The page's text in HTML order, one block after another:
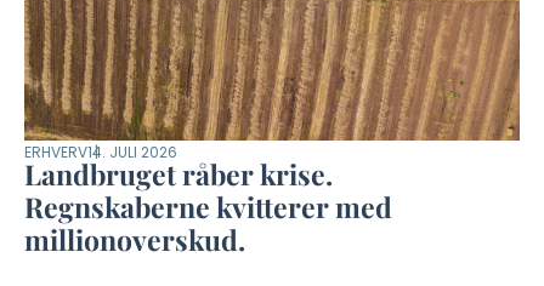
ERHVERV14. JULI 2026
Landbruget råber krise.
Regnskaberne kvitterer med
millionoverskud.